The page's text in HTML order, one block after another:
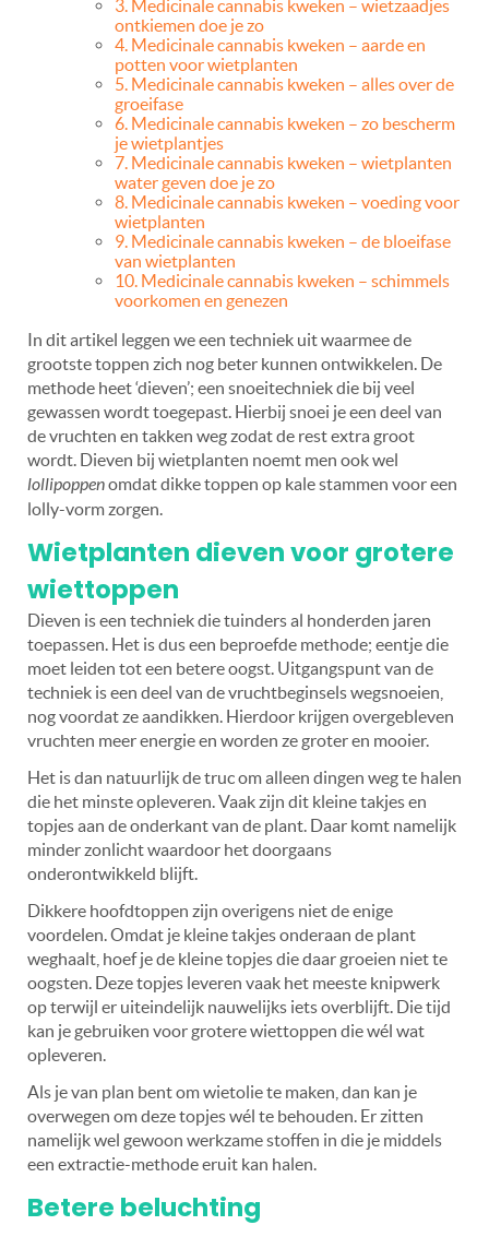
3. Medicinale cannabis kweken – wietzaadjes
ontkiemen doe je zo
4. Medicinale cannabis kweken – aarde en
potten voor wietplanten
5. Medicinale cannabis kweken – alles over de
groeifase
6. Medicinale cannabis kweken – zo bescherm
je wietplantjes
7. Medicinale cannabis kweken – wietplanten
water geven doe je zo
8. Medicinale cannabis kweken – voeding voor
wietplanten
9. Medicinale cannabis kweken – de bloeifase
van wietplanten
10. Medicinale cannabis kweken – schimmels
voorkomen en genezen
In dit artikel leggen we een techniek uit waarmee de
grootste toppen zich nog beter kunnen ontwikkelen. De
methode heet ‘dieven’; een snoeitechniek die bij veel
gewassen wordt toegepast. Hierbij snoei je een deel van
de vruchten en takken weg zodat de rest extra groot
wordt. Dieven bij wietplanten noemt men ook wel
lollipoppenomdat dikke toppen op kale stammen voor een
lolly-vorm zorgen.
Wietplanten dieven voor grotere
wiettoppen
Dieven is een techniek die tuinders al honderden jaren
toepassen. Het is dus een beproefde methode; eentje die
moet leiden tot een betere oogst. Uitgangspunt van de
techniek is een deel van de vruchtbeginsels wegsnoeien,
nog voordat ze aandikken. Hierdoor krijgen overgebleven
vruchten meer energie en worden ze groter en mooier.
Het is dan natuurlijk de truc om alleen dingen weg te halen
die het minste opleveren. Vaak zijn dit kleine takjes en
topjes aan de onderkant van de plant. Daar komt namelijk
minder zonlicht waardoor het doorgaans
onderontwikkeld blijft.
Dikkere hoofdtoppen zijn overigens niet de enige
voordelen. Omdat je kleine takjes onderaan de plant
weghaalt, hoef je de kleine topjes die daar groeien niet te
oogsten. Deze topjes leveren vaak het meeste knipwerk
op terwijl er uiteindelijk nauwelijks iets overblijft. Die tijd
kan je gebruiken voor grotere wiettoppen die wél wat
opleveren.
Als je van plan bent om wietolie te maken, dan kan je
overwegen om deze topjes wél te behouden. Er zitten
namelijk wel gewoon werkzame stoffen in die je middels
een extractie-methode eruit kan halen.
Betere beluchting